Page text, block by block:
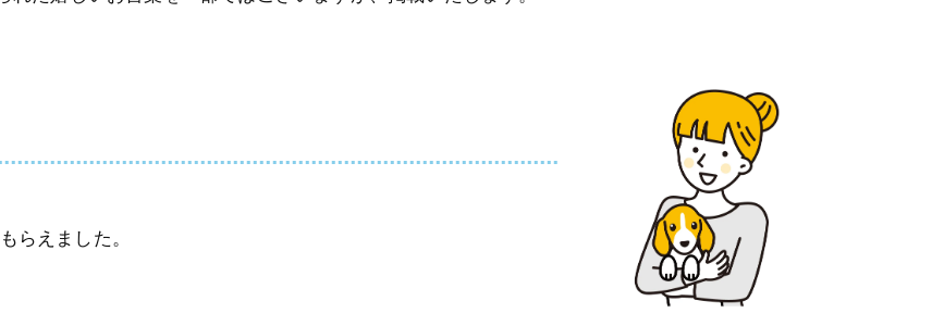
らえました。